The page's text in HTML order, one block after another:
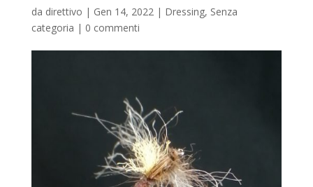
da direttivo | Gen 14, 2022| Dressing, Senza
categoria | 0 commenti